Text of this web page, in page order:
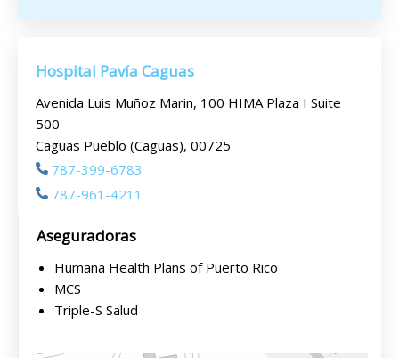
Hospital Pavía Caguas
Avenida Luis Muñoz Marin, 100 HIMA Plaza I Suite
500
Caguas Pueblo (Caguas), 00725
787-399-6783
787-961-4211
Aseguradoras
Humana Health Plans of Puerto Rico
MCS
Triple-S Salud